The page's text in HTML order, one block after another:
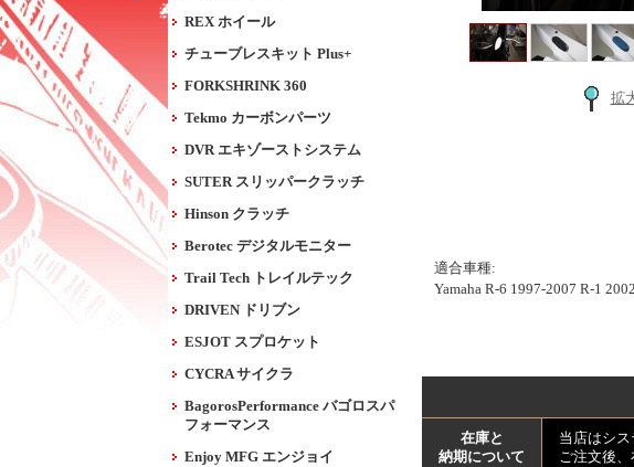
REX ホイール
チューブレスキット Plus+
FORKSHRINK 360
Tekmo カーボンパーツ
DVR エキゾーストシステム
SUTER スリッパークラッチ
Hinson クラッチ
Berotec デジタルモニター
Trail Tech トレイルテック
DRIVEN ドリブン
ESJOT スプロケット
CYCRA サイクラ
BagorosPerformance バゴロスパ
フォーマンス
Enjoy MFG エンジョイ
拡
適合車種:
Yamaha R-6 1997-2007 R-1
在庫と
納期について
当店はシ
ご注文後